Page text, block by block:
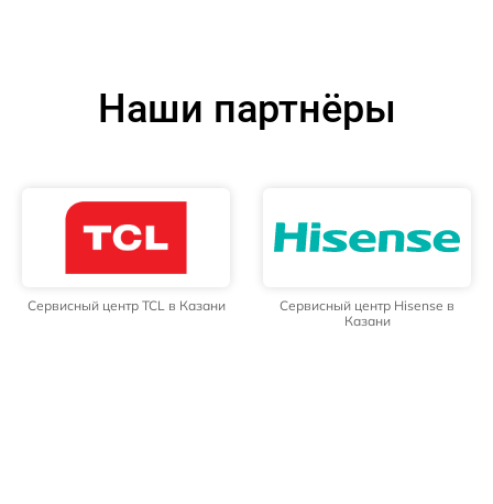
Наши партнёры
Сервисный центр TCL в Казани
Сервисный центр Hisense в
Казани